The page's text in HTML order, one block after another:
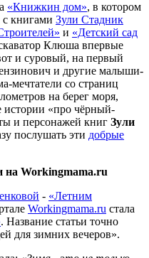
«Книжкин дом», в котором
с книгами Зули Стадник
и «Детский сад
Клюша впервые
и суровый, на первый
и другие малыши-
мечтатели со страниц
на берег моря,
истории «про чёрный-
и персонажей книг Зули
послушать эти добрые
на Workingmama.ru
- «Летним
Workingmama.ru стала
. Название статьи точно
для зимних вечеров».